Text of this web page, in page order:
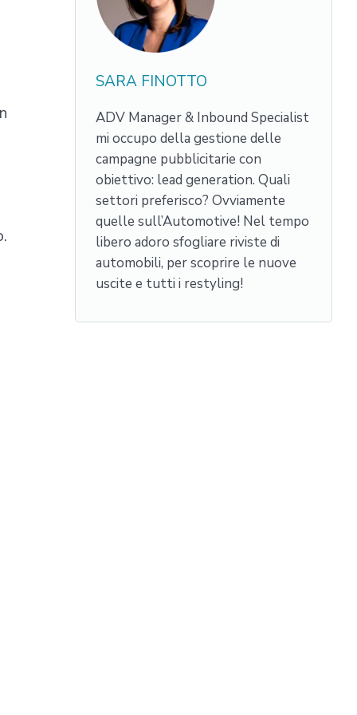
SARA FINOTTO
ADV Manager & Inbound Specialist
mi occupo della gestione delle
campagne pubblicitarie con
obiettivo: lead generation. Quali
settori preferisco? Ovviamente
quelle sull’Automotive! Nel tempo
libero adoro sfogliare riviste di
automobili, per scoprire le nuove
uscite e tutti i restyling!